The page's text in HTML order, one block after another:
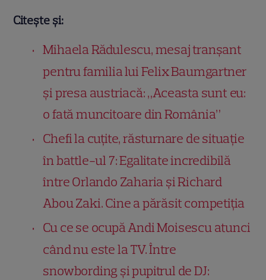
Citește și:
Mihaela Rădulescu, mesaj tranșant
pentru familia lui Felix Baumgartner
și presa austriacă: „Aceasta sunt eu:
o fată muncitoare din România”
Chefi la cuțite, răsturnare de situație
în battle-ul 7: Egalitate incredibilă
între Orlando Zaharia și Richard
Abou Zaki. Cine a părăsit competiția
Cu ce se ocupă Andi Moisescu atunci
când nu este la TV. Între
snowbording și pupitrul de DJ: